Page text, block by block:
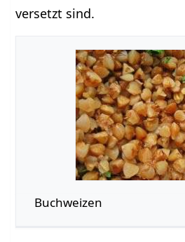
versetzt sind.
Buchweizen